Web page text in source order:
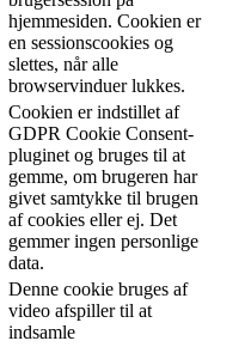
hjemmesiden. Cookien er
en sessionscookies og
slettes, når alle
browservinduer lukkes.
Cookien er indstillet af
GDPR Cookie Consent-
pluginet og bruges til at
gemme, om brugeren har
givet samtykke til brugen
af cookies eller ej. Det
gemmer ingen personlige
data.
Denne cookie bruges af
video afspiller til at
indsamle